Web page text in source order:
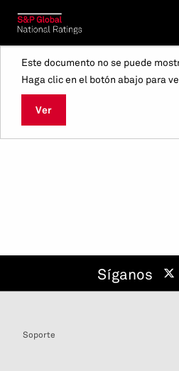
Este documento no se puede
Haga clic en el botón abajo para
Ver
Síganos
Soporte